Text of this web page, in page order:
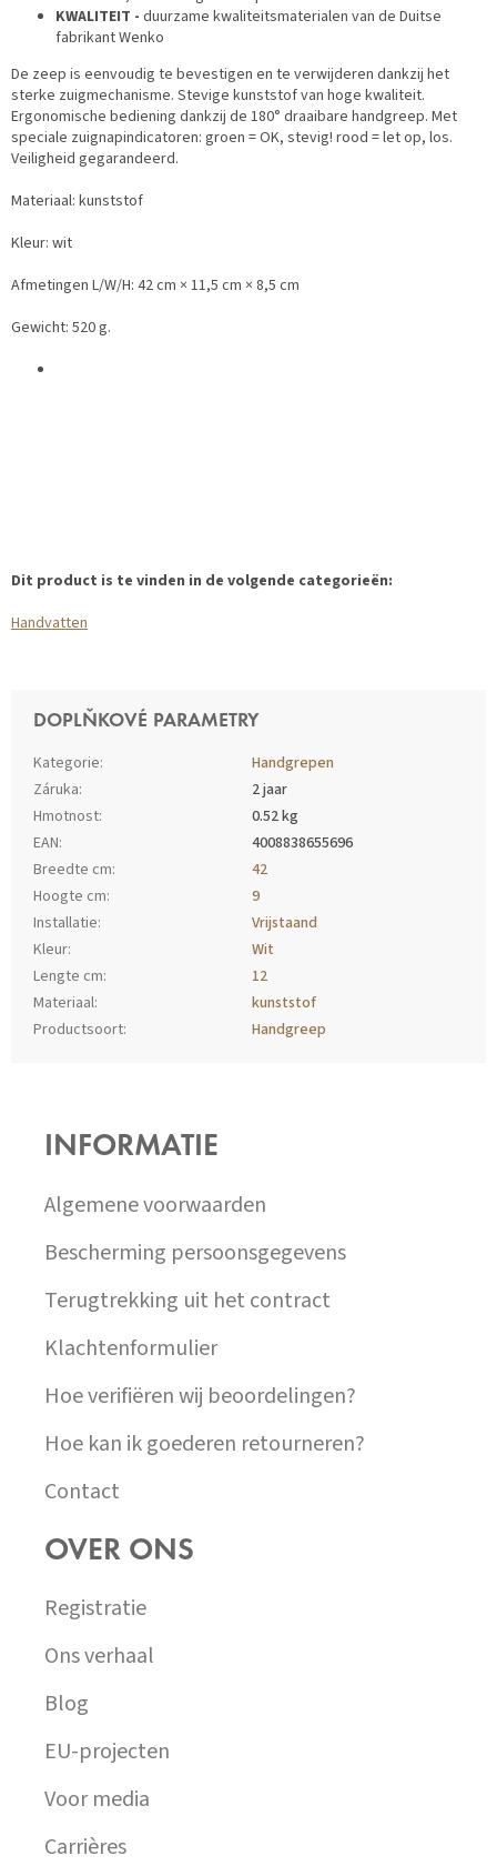
KWALITEIT - duurzame kwaliteitsmaterialen van de Duitse
fabrikant Wenko
De zeep is eenvoudig te bevestigen en te verwijderen dankzij het
sterke zuigmechanisme. Stevige kunststof van hoge kwaliteit.
Ergonomische bediening dankzij de 180° draaibare handgreep. Met
speciale zuignapindicatoren: groen = OK, stevig! rood = let op, los.
Veiligheid gegarandeerd.
Materiaal: kunststof
Kleur: wit
Afmetingen L/W/H: 42 cm × 11,5 cm × 8,5 cm
Gewicht: 520 g.
Dit product is te vinden in de volgende categorieën:
Handvatten
DOPLŇKOVÉ PARAMETRY
Kategorie:
Handgrepen
Záruka:
2 jaar
Hmotnost:
0.52 kg
EAN:
4008838655696
Breedte cm:
42
Hoogte cm:
9
Installatie:
Vrijstaand
Kleur:
Wit
Lengte cm:
12
Materiaal:
kunststof
Productsoort:
Handgreep
INFORMATIE
Algemene voorwaarden
Bescherming persoonsgegevens
Terugtrekking uit het contract
Klachtenformulier
Hoe verifiëren wij beoordelingen?
Hoe kan ik goederen retourneren?
Contact
OVER ONS
Registratie
Ons verhaal
Blog
EU-projecten
Voor media
Carrières